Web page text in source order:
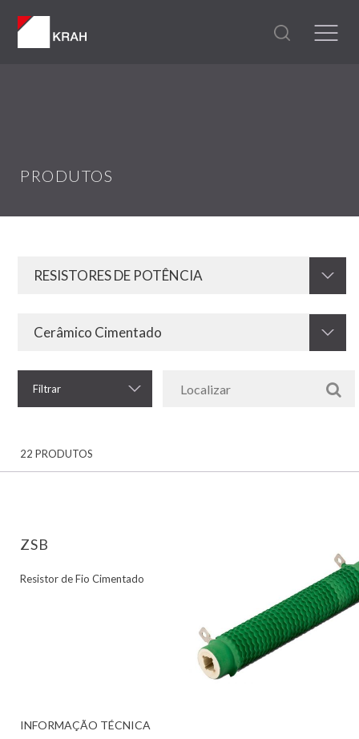
PRODUTOS
Filtrar
22 PRODUTOS
ZSB
Resistor de Fio Cimentado
INFORMAÇÃO TÉCNICA